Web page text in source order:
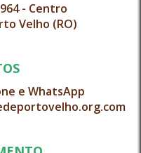
- Centro
Velho (RO)
e WhatsApp